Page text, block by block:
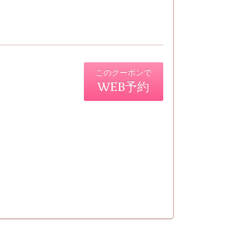
このクーポンで
WEB予約